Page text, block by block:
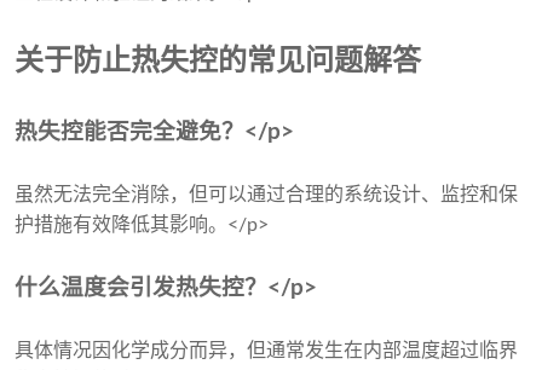
关于防止热失控的常见问题解答
热失控能否完全避免？</p>
虽然无法完全消除，但可以通过合理的系统设计、监控和保
护措施有效降低其影响。</p>
什么温度会引发热失控？</p>
具体情况因化学成分而异，但通常发生在内部温度超过临界